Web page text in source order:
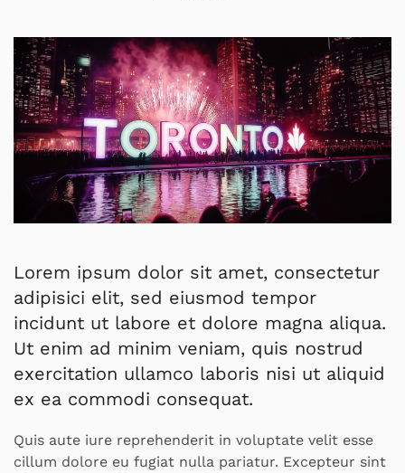
Lorem ipsum dolor sit amet, consectetur
adipisici elit, sed eiusmod tempor
incidunt ut labore et dolore magna aliqua.
Ut enim ad minim veniam, quis nostrud
exercitation ullamco laboris nisi ut aliquid
ex ea commodi consequat.
Quis aute iure reprehenderit in voluptate velit esse
cillum dolore eu fugiat nulla pariatur. Excepteur sint